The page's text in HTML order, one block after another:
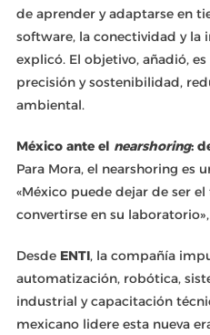
de aprender y adaptarse en
software, la conectividad y la
explicó. El objetivo, añadió,
precisión y sostenibilidad,
ambiental.
México ante el nearshoring:
Para Mora, el nearshoring es
«México puede dejar de ser
convertirse en su
Desde ENTI, la compañía
automatización, robótica,
industrial y capacitación
mexicano lidere esta nueva